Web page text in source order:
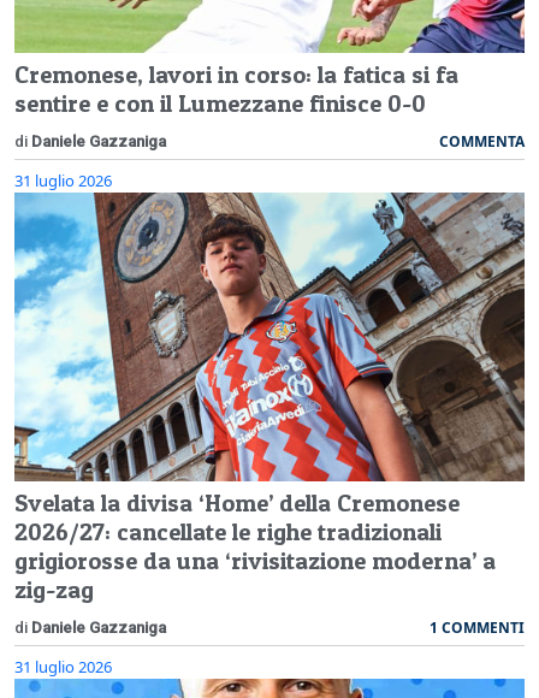
Cremonese, lavori in corso: la fatica si fa
sentire e con il Lumezzane finisce 0-0
di Daniele Gazzaniga COMMENTA
31 luglio 2026
Svelata la divisa ‘Home’ della Cremonese
2026/27: cancellate le righe tradizionali
grigiorosse da una ‘rivisitazione moderna’ a
zig-zag
di Daniele Gazzaniga 1 COMMENTI
31 luglio 2026